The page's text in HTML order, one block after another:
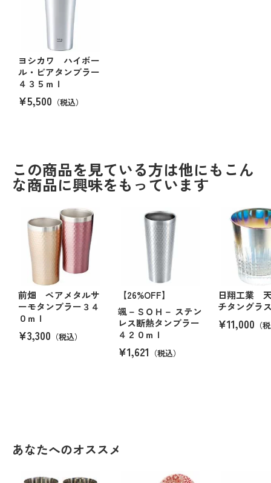
ヨシカワ ハイボー
ル・ビアタンブラー
４３５ｍｌ
¥5,500 （税込）
この商品を見ている方は他にもこん
な商品に興味をもっています
前畑 ペアメタルサ
ーモタンブラー３４
０ｍｌ
¥3,300 （税込）
【26%OFF】
颯－ＳＯＨ－ ステン
レス断熱タンブラー
４２０ｍｌ
¥1,621 （税込）
日翔工業
チタングラ
¥11,000 （
あなたへのオススメ